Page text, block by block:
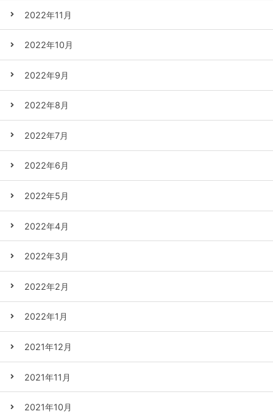
2022年11月
2022年10月
2022年9月
2022年8月
2022年7月
2022年6月
2022年5月
2022年4月
2022年3月
2022年2月
2022年1月
2021年12月
2021年11月
2021年10月